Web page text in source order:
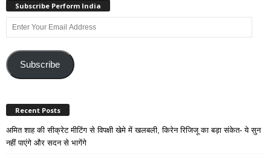
Subscribe Perform India
Enter
Your
AddressSubscribe
Recent Posts
अमित शाह की सीक्रेट मीटिंग से विपक्षी खेमे में खलबली, किरेन रिजिजू का बड़ा संकेत- ये सुन
नहीं पाएंगे और सदन से भागेंगे